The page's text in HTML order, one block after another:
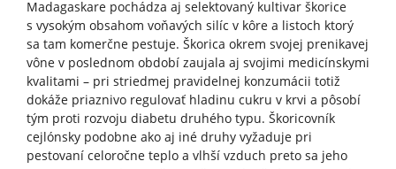
Madagaskare pochádza aj selektovaný kultivar škorice
s vysokým obsahom voňavých silíc v kôre a listoch ktorý
sa tam komerčne pestuje. Škorica okrem svojej prenikavej
vône v poslednom období zaujala aj svojimi medicínskymi
kvalitami – pri striedmej pravidelnej konzumácii totiž
dokáže priaznivo regulovať hladinu cukru v krvi a pôsobí
tým proti rozvoju diabetu druhého typu. Škoricovník
cejlónsky podobne ako aj iné druhy vyžaduje pri
pestovaní celoročne teplo a vlhší vzduch preto sa jeho